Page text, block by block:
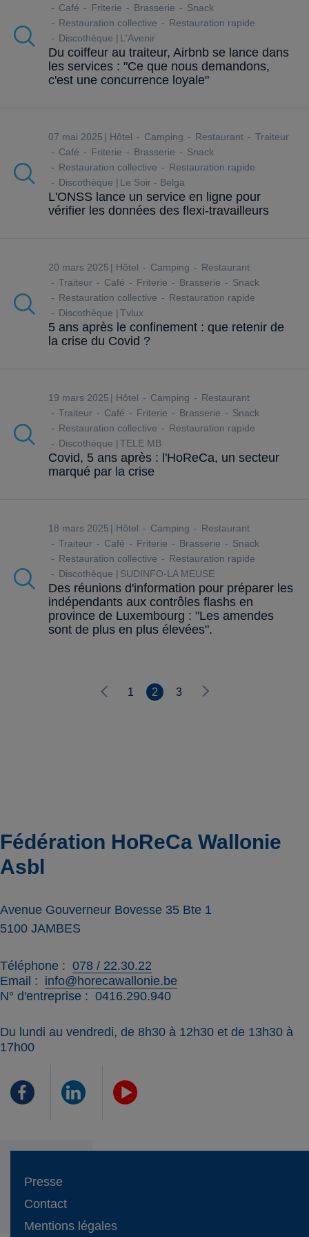
Café
Friterie Brasserie
Snack
Restauration collective
Restauration rapide
Discothèque
L'Avenir
Du coiffeur au traiteur, Airbnb se lance dans
les services : "Ce que nous demandons,
c'est une concurrence loyale"
07 mai 2025 Hôtel Camping Restaurant
Traiteur
Café
Friterie Brasserie
Snack
Restauration collective
Restauration rapide
Discothèque
Le Soir - Belga
L'ONSS lance un service en ligne pour
vérifier les données des flexi-travailleurs
20 mars 2025 Hôtel Camping
Restaurant
Traiteur
Café Friterie Brasserie
Snack
Restauration collective
Restauration rapide
Discothèque
Tvlux
5 ans après le confinement : que retenir de
la crise du Covid ?
19 mars 2025 Hôtel Camping
Restaurant
Traiteur
Café Friterie Brasserie
Snack
Restauration collective
Restauration rapide
Discothèque
TELE MB
Covid, 5 ans après : l'HoReCa, un secteur
marqué par la crise
18 mars 2025 Hôtel Camping
Restaurant
Traiteur
Café Friterie Brasserie
Snack
Restauration collective
Restauration rapide
Discothèque
SUDINFO-LA MEUSE
Des réunions d'information pour préparer les
indépendants aux contrôles flashs en
province de Luxembourg : "Les amendes
sont de plus en plus élevées".
1 2 3
Fédération HoReCa Wallonie
Asbl
Avenue Gouverneur Bovesse 35 Bte 1
5100 JAMBES
Téléphone
078 / 22.30.22
Email
info@horecawallonie.be
N° d'entreprise
0416.290.940
Du lundi au vendredi, de 8h30 à 12h30 et de 13h30 à
17h00
Presse
Contact
Mentions légales